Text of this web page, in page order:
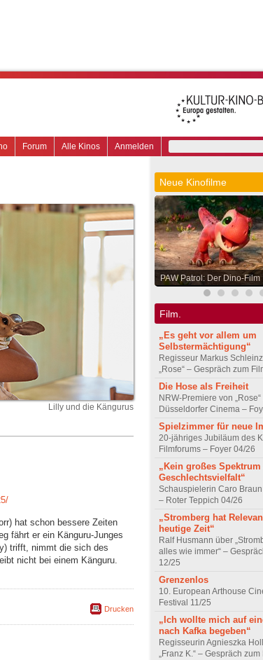
Anmelden
Alle Kinos
Forum
Lilly und die Kängurus
hat schon bessere Zeiten
fährt er ein Känguru-Junges
trifft, nimmt die sich des
nicht bei einem Känguru.
Drucken
Neue Kinofilme
PAW Patrol: Der Dino-Film
Film.
„Es geht vor allem um
Selbstermächtigung“
Regisseur Markus
„Rose“ – Gespräch zum
Die Hose als Freiheit
NRW-Premiere von „Rose“
Düsseldorfer Cinema –
Spielzimmer für neue
20-jähriges Jubiläum des
Filmforums – Foyer 04/26
„Kein großes Spektrum
Geschlechtsvielfalt“
Schauspielerin Caro Braun
– Roter Teppich 04/26
„Stromberg hat
heutige Zeit“
Ralf Husmann über
alles wie immer“ –
12/25
Grenzenlos
10. European Arthouse
Festival 11/25
„Ich wollte mich auf
nach Kafka begeben“
Regisseurin Agnieszka
„Franz K.“ – Gespräch